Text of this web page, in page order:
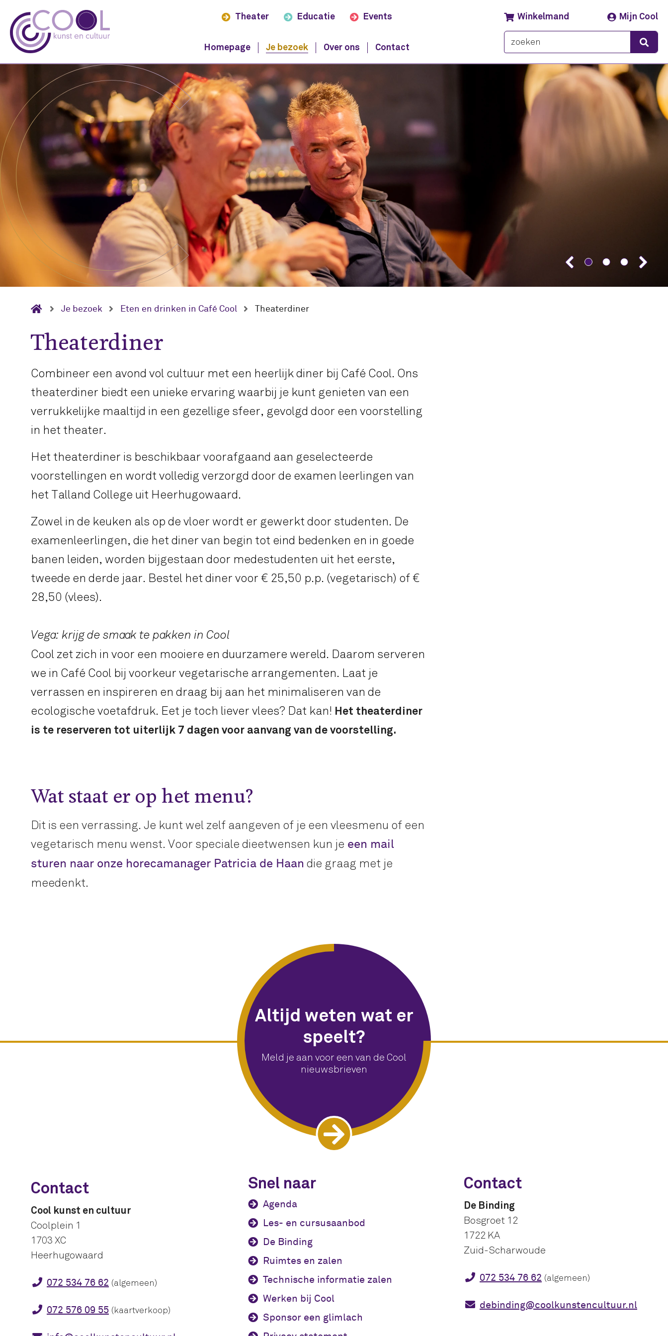
Navigeer naar content
Theater Educatie Events
Homepage Je bezoek Over ons Contact
Winkelmand Mijn Cool
Je bezoek Eten en drinken in Café Cool Theaterdiner
Theaterdiner
Combineer een avond vol cultuur met een heerlijk diner bij Café Cool. Ons
theaterdiner biedt een unieke ervaring waarbij je kunt genieten van een
verrukkelijke maaltijd in een gezellige sfeer, gevolgd door een voorstelling
in het theater.
Het theaterdiner is beschikbaar voorafgaand aan geselecteerde
voorstellingen en wordt volledig verzorgd door de examen­ leerlingen van
het Talland College uit Heer­hugowaard.
Zowel in de keuken als op de vloer wordt er gewerkt door studenten. De
examenleerlingen, die het diner van begin tot eind bedenken en in goede
banen leiden, worden bijgestaan door medestudenten uit het eerste,
tweede en derde jaar. Bestel het diner voor € 25,50 p.p. (vegetarisch) of €
28,50 (vlees).
Vega: krijg de smaak te pakken in Cool
Cool zet zich in voor een mooiere en duurzamere wereld. Daarom serveren
we in Café Cool bij voorkeur vegetarische arrangementen. Laat je
verrassen en inspireren en draag bij aan het minimaliseren van de
ecologische voetafdruk. Eet je toch liever vlees? Dat kan! Het theaterdiner
is te reserveren tot uiterlijk 7 dagen voor aanvang van de voorstelling.
Wat staat er op het menu?
Dit is een verrassing. Je kunt wel zelf aangeven of je een vleesmenu of een
vegetarisch menu wenst. Voor speciale dieetwensen kun je een mail
sturen naar onze horecamanager Patricia de Haan die graag met je
meedenkt.
Altijd weten wat er
speelt?
Meld je aan voor een van de Cool
nieuwsbrieven
Contact
Cool kunst en cultuur
Coolplein 1
1703 XC
Heerhugowaard
072 534 76 62 (algemeen)
072 576 09 55 (kaartverkoop)
Snel naar
Agenda
Les- en cursusaanbod
De Binding
Ruimtes en zalen
Technische informatie zalen
Werken bij Cool
Sponsor een glimlach
Contact
De Binding
Bosgroet 12
1722 KA
Zuid-Scharwoude
072 534 76 62 (algemeen)
debinding@coolkunstencultuur.nl